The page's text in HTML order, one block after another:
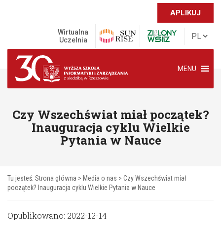
APLIKUJ
Wirtualna
Uczelnia
MENU
Czy Wszechświat miał początek?
Inauguracja cyklu Wielkie
Pytania w Nauce
Tu jesteś: Strona główna > Media o nas > Czy Wszechświat miał
początek? Inauguracja cyklu Wielkie Pytania w Nauce
Opublikowano: 2022-12-14